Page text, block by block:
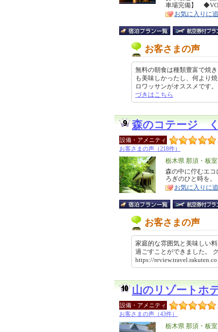
ア
徴
車場完備】
お気に入りに
お客さまの声
無料の朝食は種類豊富で焼
も美味しかったし、何より
ロワッサンがオススメです
づきはこちら
森のコテージ
設備・アメニティ
お客さまの声（218件）
エ
リ
ア
栃木県 那須・板
特
徴
森の中に佇むエ
ろぎのひと時を。
お気に入りに
お客さまの声
家庭的な雰囲気と美味しい
過ごすことができました。
https://
山のリゾートホ
設備・アメニティ
お客さまの声（43件）
エ
栃木県 那須・板